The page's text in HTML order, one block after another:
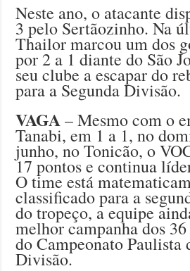
Neste ano, o atacante
3 pelo Sertãozinho. Na
Thailor marcou um dos
por 2 a 1 diante do São
seu clube a escapar do
para a Segunda Divisão.
VAGA– Mesmo com o
Tanabi, em 1 a 1, no
junho, no Tonicão, o
17 pontos e continua
O time está
classificado para a
do tropeço, a equipe
melhor campanha dos
do Campeonato Paulista
Divisão.